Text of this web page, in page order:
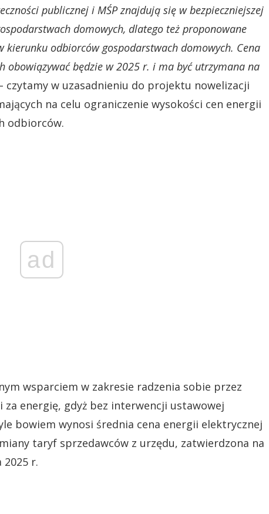
publicznej i MŚP znajdują się w bezpieczniejszej
domowych, dlatego też proponowane
kierunku odbiorców gospodarstwach domowych. Cena
obowiązywać będzie w 2025 r. i ma być utrzymana na
czytamy w uzasadnieniu do projektu nowelizacji
na celu ograniczenie wysokości cen energii
odbiorców.
ad
wsparciem w zakresie radzenia sobie przez
energię, gdyż bez interwencji ustawowej
bowiem wynosi średnia cena energii elektrycznej
taryf sprzedawców z urzędu, zatwierdzona na
r.